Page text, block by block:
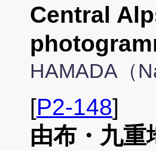
Central
HAMADA（
[P2-148]
由布・九